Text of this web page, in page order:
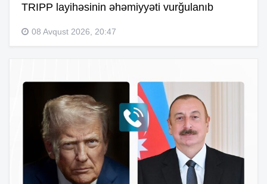
TRIPP layihəsinin əhəmiyyəti vurğulanıb
08 Avqust 2026, 20:47